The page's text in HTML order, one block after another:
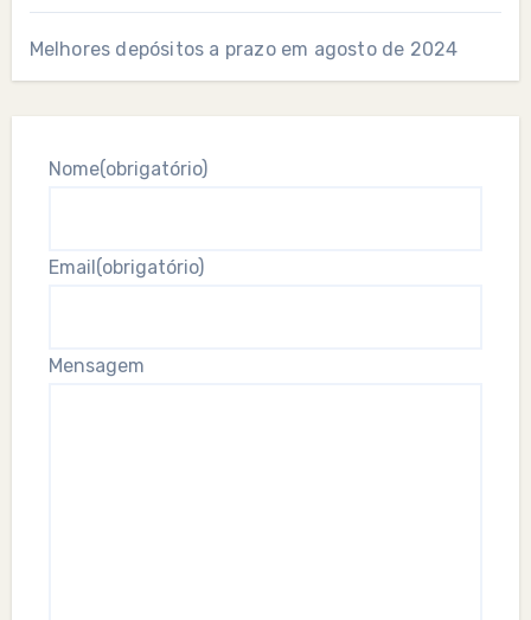
Melhores depósitos a prazo em agosto de 2024
Nome(obrigatório)
Email (obrigatório)
Mensagem